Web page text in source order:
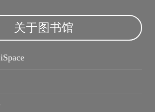
波锭影展
关于图书馆
iSpace